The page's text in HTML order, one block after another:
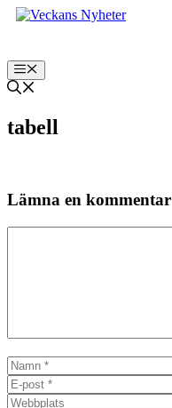
Hoppa
Meny
tabell
Lämna en kommentar
Namn